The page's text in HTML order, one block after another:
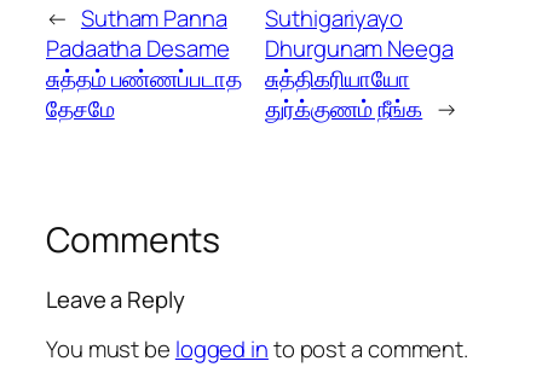
← Sutham Panna
Padaatha Desame
சுத்தம் பண்ணப்படாத
தேசமே
Suthigariyayo
Dhurgunam Neega
சுத்திகரியாயோ
துர்க்குணம் நீங்க →
Comments
Leave a Reply
You must be logged into post a comment.